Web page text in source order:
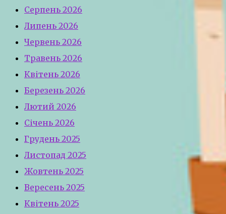
Серпень 2026
Липень 2026
Червень 2026
Травень 2026
Квітень 2026
Березень 2026
Лютий 2026
Січень 2026
Грудень 2025
Листопад 2025
Жовтень 2025
Вересень 2025
Квітень 2025